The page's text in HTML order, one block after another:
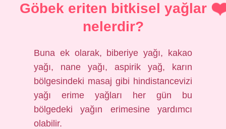
Göbek eriten bitkisel yağlar
nelerdir?
Buna ek olarak, biberiye yağı, kakao
yağı, nane yağı, aspirik yağ, karın
bölgesindeki masaj gibi hindistancevizi
yağı erime yağları her gün bu
bölgedeki yağın erimesine yardımcı
olabilir.